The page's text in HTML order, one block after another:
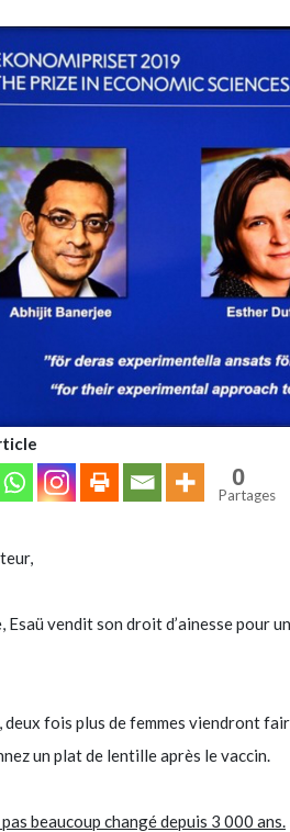
0
Partages
Esaü vendit son droit d’ainesse pour
deux fois plus de femmes viendront
un plat de lentille après le vaccin.
pas beaucoup changé depuis 3 000 ans.